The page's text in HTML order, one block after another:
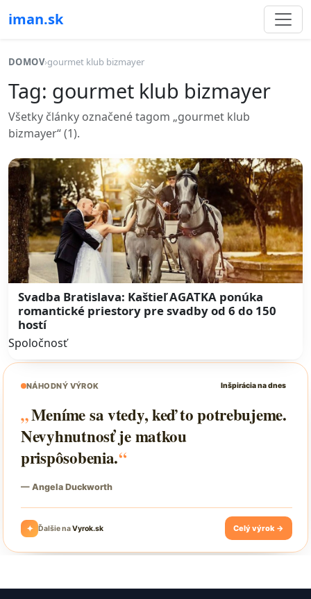
iman.sk
DOMOV›gourmet klub bizmayer
Tag: gourmet klub bizmayer
Všetky články označené tagom „gourmet klub
bizmayer“ (1).
Svadba Bratislava: Kaštieľ AGATKA ponúka
romantické priestory pre svadby od 6 do 150
hostí
Spoločnosť